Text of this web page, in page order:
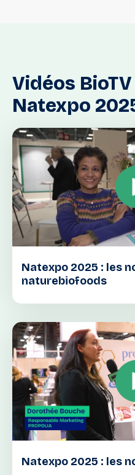
Vidéos BioTV
Natexpo
Natexpo 2025 : les
naturebiofoods
Natexpo 2025 : les